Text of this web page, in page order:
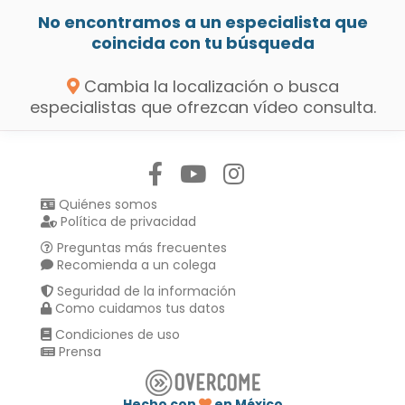
No encontramos a un especialista que
coincida con tu búsqueda
Cambia la localización o busca
especialistas que ofrezcan vídeo consulta.
Quiénes somos
Política de privacidad
Preguntas más frecuentes
Recomienda a un colega
Seguridad de la información
Como cuidamos tus datos
Condiciones de uso
Prensa